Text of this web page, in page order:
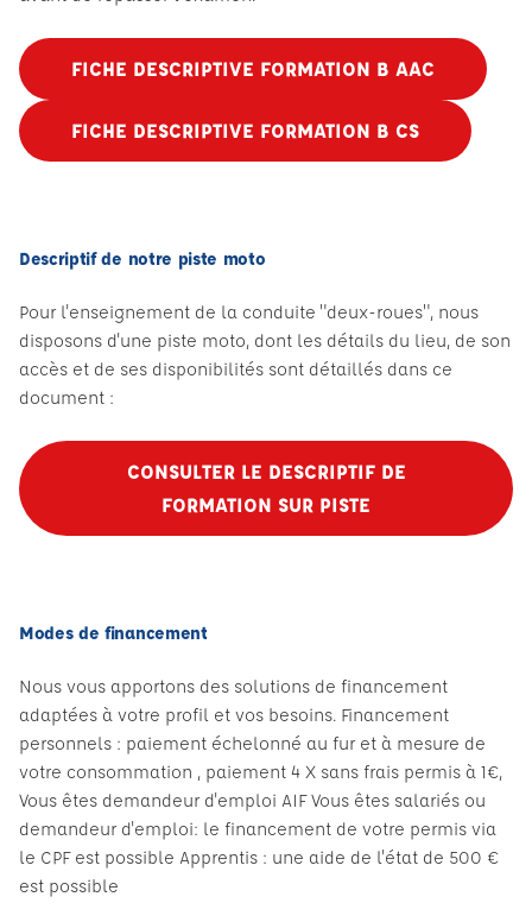
FICHE DESCRIPTIVE FORMATION B AAC
FICHE DESCRIPTIVE FORMATION B CS
Descriptif de notre piste moto
Pour l'enseignement de la conduite "deux-roues", nous
disposons d'une piste moto, dont les détails du lieu, de son
accès et de ses disponibilités sont détaillés dans ce
document :
CONSULTER LE DESCRIPTIF DE
FORMATION SUR PISTE
Modes de financement
Nous vous apportons des solutions de financement
adaptées à votre profil et vos besoins. Financement
personnels : paiement échelonné au fur et à mesure de
votre consommation , paiement 4 X sans frais permis à 1€,
Vous êtes demandeur d'emploi AIF Vous êtes salariés ou
demandeur d'emploi: le financement de votre permis via
le CPF est possible Apprentis : une aide de l'état de 500 €
est possible